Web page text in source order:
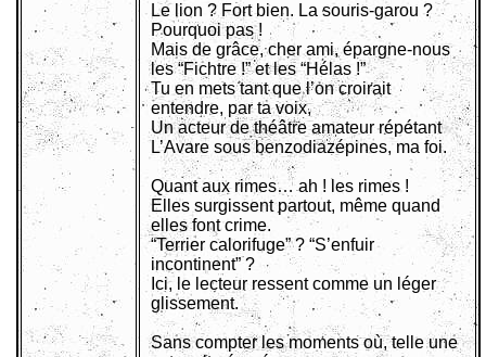
Le lion ? Fort bien. La souris-garou ?
Pourquoi pas !
Mais de grâce, cher ami, épargne-nous
les “Fichtre !” et les “Hélas !”
Tu en mets tant que l’on croirait
entendre, par ta voix,
Un acteur de théâtre amateur répétant
L’Avare sous benzodiazépines, ma foi.
Quant aux rimes… ah ! les rimes !
Elles surgissent partout, même quand
elles font crime.
“Terrier calorifuge” ? “S’enfuir
incontinent” ?
Ici, le lecteur ressent comme un léger
glissement.
Sans compter les moments où, telle une